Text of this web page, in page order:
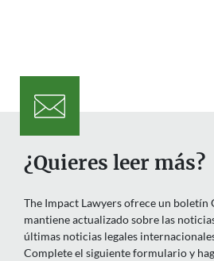
¿Quieres leer más?
The Impact Lawyers ofrece un boletín
mantiene actualizado sobre las
últimas noticias legales
Complete el siguiente formulario y